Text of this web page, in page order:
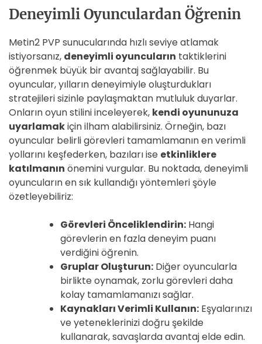
Deneyimli Oyunculardan Öğrenin
Metin2 PVP sunucularında hızlı seviye atlamak
istiyorsanız, deneyimli oyuncuların taktiklerini
öğrenmek büyük bir avantaj sağlayabilir. Bu
oyuncular, yılların deneyimiyle oluşturdukları
stratejileri sizinle paylaşmaktan mutluluk duyarlar.
Onların oyun stilini inceleyerek, kendi oyununuza
uyarlamakiçin ilham alabilirsiniz. Örneğin, bazı
oyuncular belirli görevleri tamamlamanın en verimli
yollarını keşfederken, bazıları ise etkinliklere
katılmanın önemini vurgular. Bu noktada, deneyimli
oyuncuların en sık kullandığı yöntemleri şöyle
özetleyebiliriz:
Görevleri Önceliklendirin: Hangi
görevlerin en fazla deneyim puanı
verdiğini öğrenin.
Gruplar Oluşturun: Diğer oyuncularla
birlikte oynamak, zorlu görevleri daha
kolay tamamlamanızı sağlar.
Kaynakları Verimli Kullanın: Eşyalarınızı
ve yeteneklerinizi doğru şekilde
kullanarak, savaşlarda avantaj elde edin.